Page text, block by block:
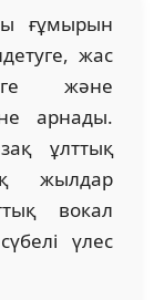
ғұмырын
жас
және
арнады.
ұлттық
жылдар
вокал
үлес